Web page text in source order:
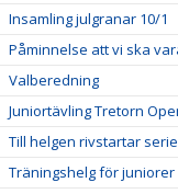
Insamling julgranar 10/1
Påminnelse att vi ska
Valberedning
Juniortävling Tretorn
Till helgen rivstartar
Träningshelg för juniorer